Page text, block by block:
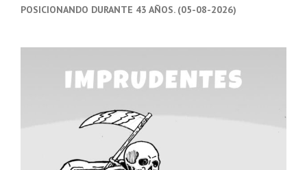
POSICIONANDO DURANTE 43 AÑOS. (05-08-2026)